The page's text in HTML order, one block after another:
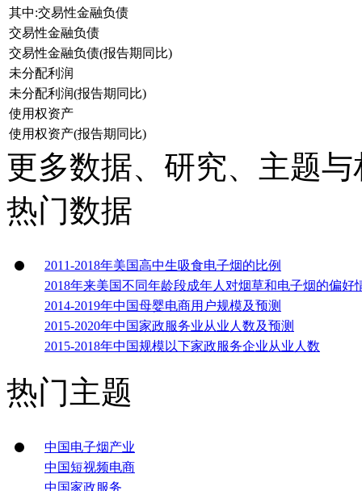
其中:交易性金融负债
交易性金融负债
交易性金融负债(报告期同比)
未分配利润
未分配利润(报告期同比)
使用权资产
使用权资产(报告期同比)
更多数据、研究、主题
热门数据
2011-2018年美国高中生吸食电子烟的比例
2018年来美国不同年龄段成年人对烟草和电子烟的偏好
2014-2019年中国母婴电商用户规模及预测
2015-2020年中国家政服务业从业人数及预测
2015-2018年中国规模以下家政服务企业从业人数
热门主题
中国电子烟产业
中国短视频电商
中国家政服务